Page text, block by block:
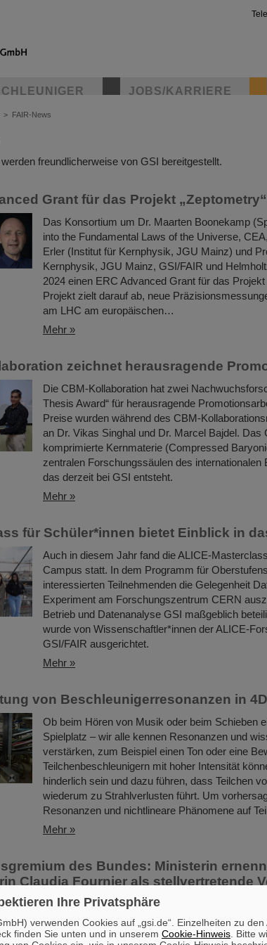
JOBS/KARRIERE
> FAIR-News
freundlicherweise von GSI bereitgestellt.
Grant für das Projekt „Zeptometry“
Das Konsortium um Dr. Maarten Boonekamp
into the Fundamental Laws of the Universe,
Erler (Institut für Kernphysik, JGU Mainz) und
Kernphysik, JGU Mainz, GSI/FAIR und
2024 einen ERC Advanced Grant für das
Projekt zielt darauf ab, neue
am LHC am europäischen…
Mehr »
zeichnet herausragende
Die CBM-Kollaboration hat zwei
Thesis Award“ für herausragende
Preise wurden während des CBM-
an Dr. Vikas Singhal und Dr. Marcel Bajdel. Das
komprimierte Kernmaterie (Compressed
zentralen Forschungssäulen des
das derzeit bei GSI entsteht.
Mehr »
für Schüler*innen bietet Einblick in
Auch in diesem Jahr fand die ALICE-
Campus statt. In dem Programm für
interessierten Teilnehmenden die Gelegenheit
Experiment am Forschungszentrum CERN
Betrieb und Datenanalyse GSI maßgeblich
wurde von Wissenschaftler*innen der ALICE-
GSI/FAIR ausgerichtet.
Mehr »
von Beschleunigerresonanzen in 4D
Ob beim Hören von Musik oder beim Schieben
Spielplatz – wir alle kennen Resonanzen und
verstärken, zum Beispiel einen Ton oder eine
Teilchenbeschleunigern mit hoher Intensität
hinderlich sein und dazu führen, dass Teilchen
wiederum zu Strahlverlusten führt. Um
Resonanzen und nichtlineare Phänomene auf
Mehr »
des Bundes: Ministerin
Claudia Fournier als stellvertretende
Die große Expertise der Forschenden am GSI
Schwerionenforschung und am derzeit
Ihre Privatsphäre
verwenden Cookies auf „gsi.de“. Einzelheiten zu
finden Sie unten und in unserem Cookie-Hinweis . Bitte